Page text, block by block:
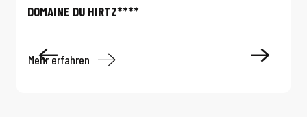
DOMAINE DU HIRTZ****
Mehr erfahren